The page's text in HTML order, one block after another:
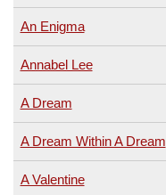
An Enigma
Annabel Lee
A Dream
A Dream Within A Dream
A Valentine